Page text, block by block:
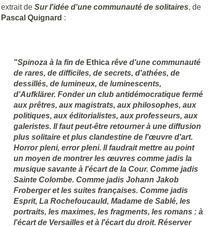
extrait de Sur l'idée d'une communauté de solitaires, de
Pascal Quignard :
"Spinoza à la fin de Ethica rêve d'une communauté
de rares, de difficiles, de secrets, d'athées, de
dessillés, de lumineux, de luminescents,
d'Aufklärer. Fonder un club antidémocratique fermé
aux prêtres, aux magistrats, aux philosophes, aux
politiques, aux éditorialistes, aux professeurs, aux
galeristes. Il faut peut-être retourner à une diffusion
plus solitaire et plus clandestine de l'œuvre d'art.
Horror pleni, error pleni. Il faudrait mettre au point
un moyen de montrer les œuvres comme jadis la
musique savante à l'écart de la Cour. Comme jadis
Sainte Colombe. Comme jadis Johann Jakob
Froberger et les suites françaises. Comme jadis
Esprit, La Rochefoucauld, Madame de Sablé, les
portraits, les maximes, les fragments, les romans : à
l'écart de Versailles et à l'écart du droit. Réserver